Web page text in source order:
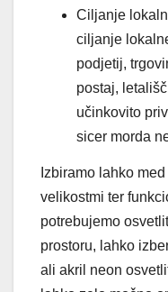
Ciljanje
ciljanje
podjetij,
postaj,
učinkovito
sicer morda
Izbiramo lahko
velikostmi ter
potrebujemo
prostoru, lahko
ali akril neon